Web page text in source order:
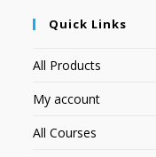
Quick Links
All Products
My account
All Courses